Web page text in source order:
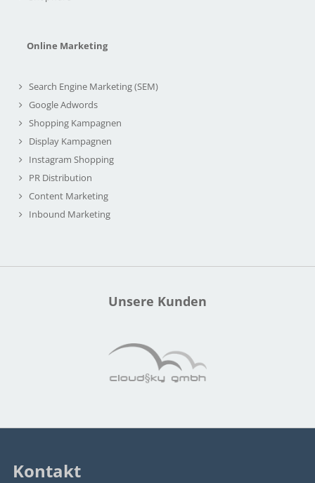
Online Marketing
Search Engine Marketing (SEM)
Google Adwords
Shopping Kampagnen
Display Kampagnen
Instagram Shopping
PR Distribution
Content Marketing
Inbound Marketing
Unsere Kunden
Kontakt